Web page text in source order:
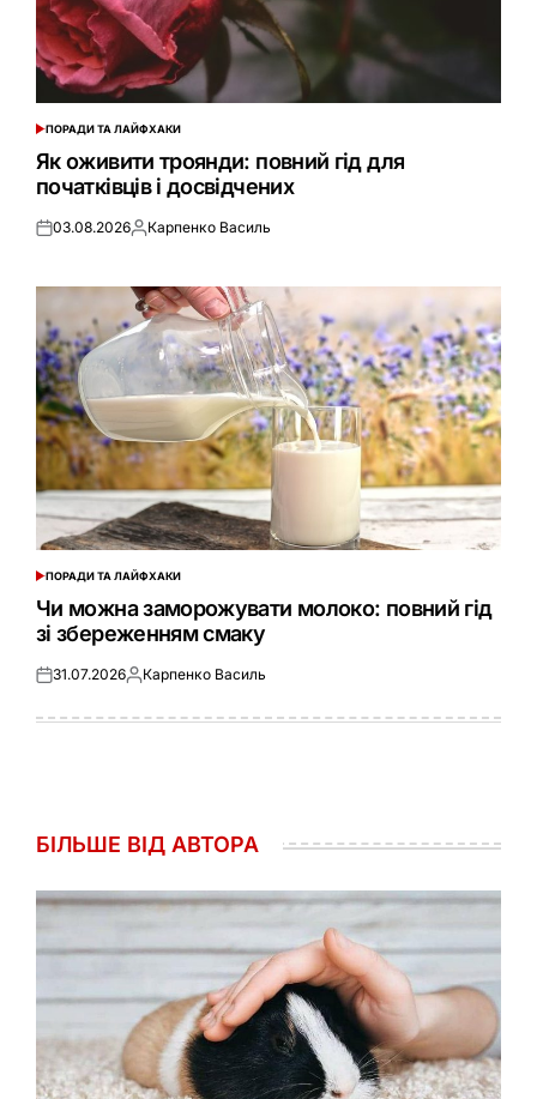
ОПУБЛІКУВАТИ
ПОРАДИ ТА ЛАЙФХАКИ
Як оживити троянди: повний гід для
початківців і досвідчених
Оприлюднено
03.08.2026Опубліковано
Карпенко Василь
ОПУБЛІКУВАТИ
У
ПОРАДИ ТА ЛАЙФХАКИ
Чи можна заморожувати молоко: повний гід
зі збереженням смаку
Оприлюднено
31.07.2026Опубліковано
Карпенко Василь
БІЛЬШЕ ВІД АВТОРА